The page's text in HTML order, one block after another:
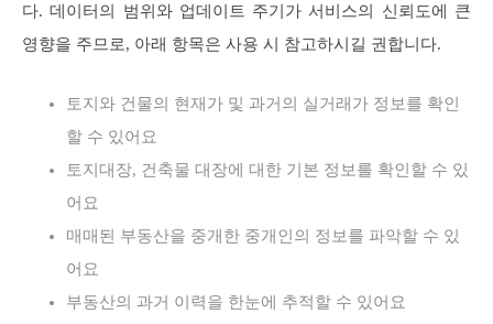
다. 데이터의 범위와 업데이트 주기가 서비스의 신뢰도에 큰
영향을 주므로, 아래 항목은 사용 시 참고하시길 권합니다.
토지와 건물의 현재가 및 과거의 실거래가 정보를 확인
할 수 있어요
토지대장, 건축물 대장에 대한 기본 정보를 확인할 수 있
어요
매매된 부동산을 중개한 중개인의 정보를 파악할 수 있
어요
부동산의 과거 이력을 한눈에 추적할 수 있어요